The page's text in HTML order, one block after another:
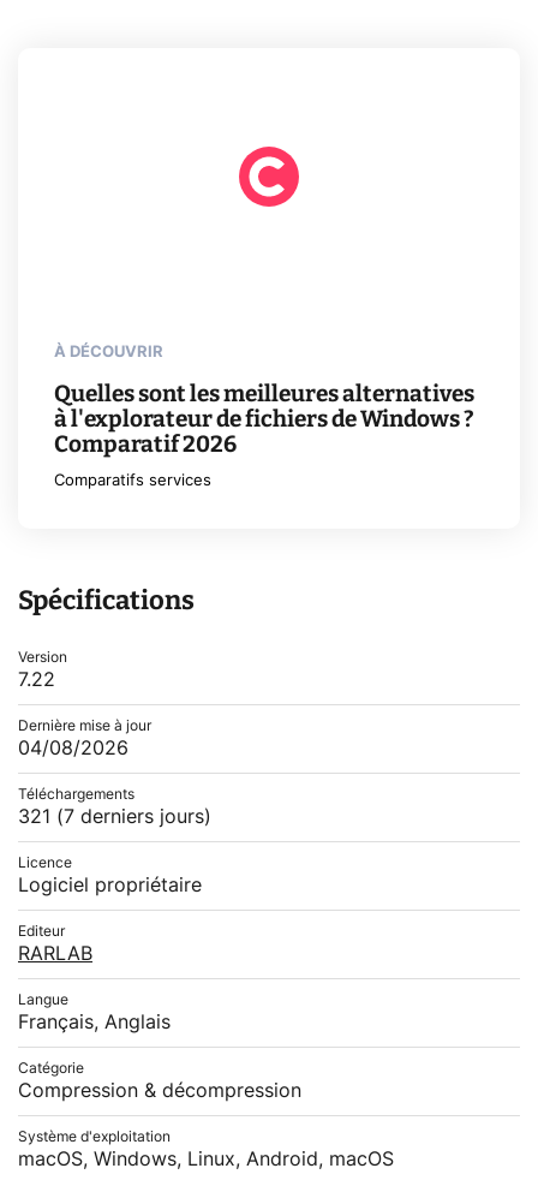
À DÉCOUVRIR
Quelles sont les meilleures alternatives
à l'explorateur de fichiers de Windows ?
Comparatif 2026
Comparatifs services
Spécifications
Version
7.22
Dernière mise à jour
04/08/2026
Téléchargements
321 (7 derniers jours)
Licence
Logiciel propriétaire
Editeur
RARLAB
Langue
Français, Anglais
Catégorie
Compression & décompression
Système d'exploitation
macOS, Windows, Linux, Android, macOS